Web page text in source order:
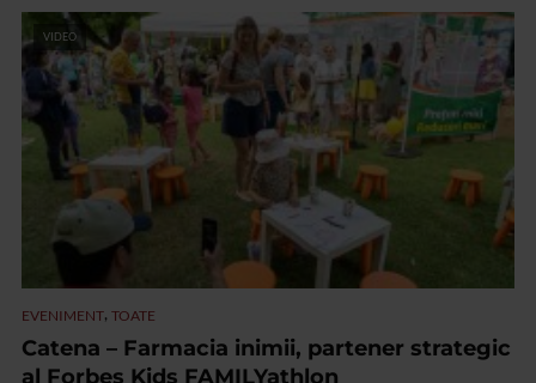
VIDEO
EVENIMENT, TOATE
Catena – Farmacia inimii, partener strategic
al Forbes Kids FAMILYathlon